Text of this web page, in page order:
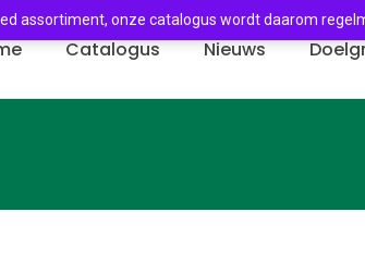
Catalogus Nieuws
assortiment, onze catalogus wordt daarom